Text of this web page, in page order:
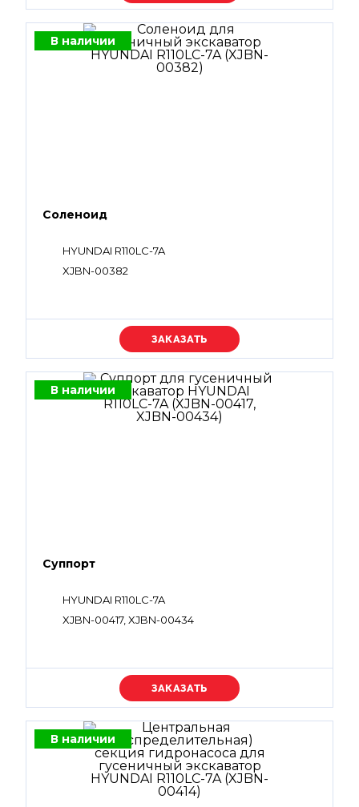
В наличии
Соленоид
HYUNDAI R110LC-7A
XJBN-00382
Уточняйте цену
В наличии
Суппорт
HYUNDAI R110LC-7A
XJBN-00417, XJBN-00434
Уточняйте цену
В наличии